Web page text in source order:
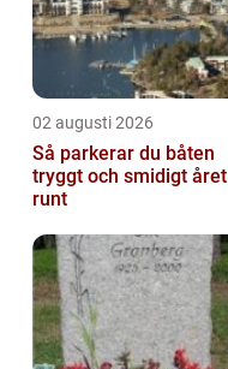
02 augusti 2026
Så parkerar du båten
tryggt och smidigt året
runt